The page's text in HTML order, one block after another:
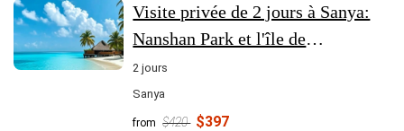
Visite privée de 2 jours à Sanya:
Nanshan Park et l'île de
Wuzhizhou
2 jours
Sanya
from $420 $397